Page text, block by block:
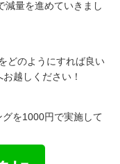
減量を進めていきまし
どのようにすれば良い
越しください！
を1000円で実施して